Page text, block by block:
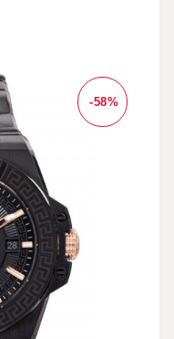
-58%